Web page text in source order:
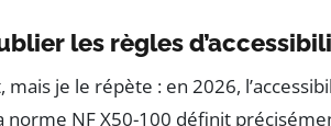
les règles
mais je le répète : en 2026,
norme NF X50-100 définit